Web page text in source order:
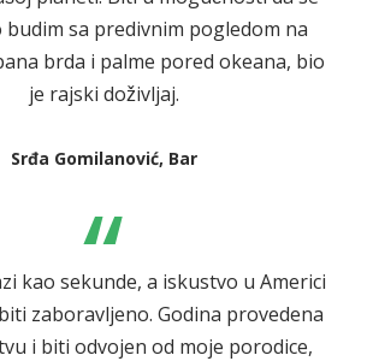
sa predivnim pogledom na
brda i palme pored okeana, bio
je rajski doživljaj.
Srđa Gomilanović, Bar
“
kao sekunde, a iskustvo u Americi
zaboravljeno. Godina provedena
i biti odvojen od moje porodice,